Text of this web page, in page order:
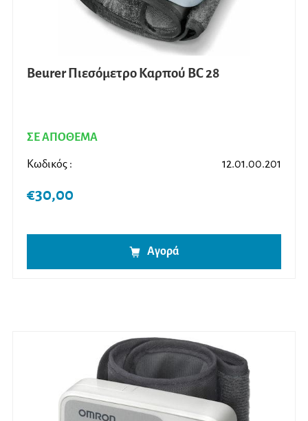
Beurer Πιεσόμετρο Καρπού BC 28
ΣΕ ΑΠΟΘΕΜΑ
Κωδικός : 12.01.00.201
€30,00
Αγορά